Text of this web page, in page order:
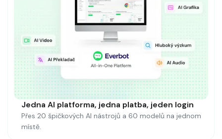
Jedna AI platforma, jedna platba, jeden login
Přes 20 špičkových AI nástrojů a 60 modelů na jednom
místě.